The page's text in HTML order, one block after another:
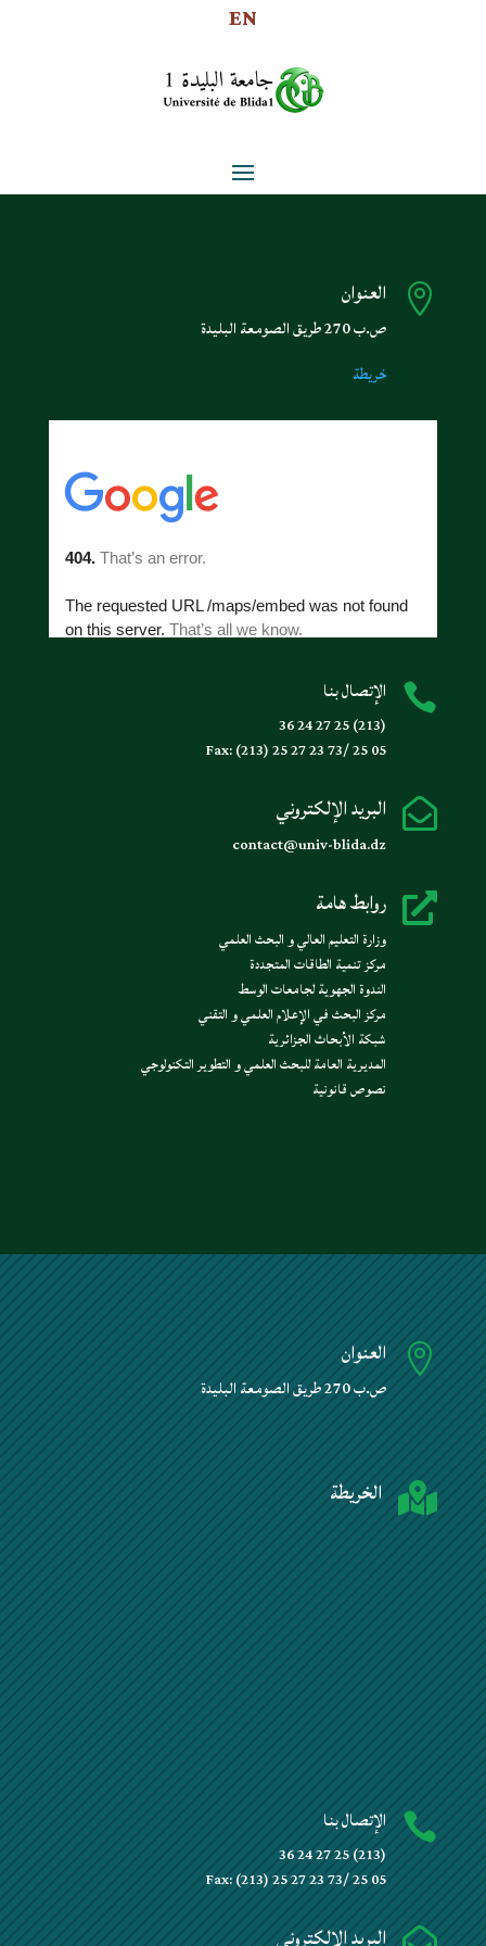
EN
 العنوان
ص.ب 270 طريق الصومعة البليدة
خريطة
 الإتصال بنا
(213) 25 27 24 36
Fax: (213) 25 27 23 73/ 25 05
 البريد الإلكتروني
contact@univ-blida.dz
 روابط هامة
وزارة التعليم العالي و البحث العلمي
مركز تنمية الطاقات المتجددة
الندوة الجهوية لجامعات الوسط
مركز البحث في الإعلام العلمي و التقني
شبكة الأبحاث الجزائرية
المديرية العامة للبحث العلمي و التطوير التكنولوجي
نصوص قانونية
 العنوان
ص.ب 270 طريق الصومعة البليدة
 الخريطة
 الإتصال بنا
(213) 25 27 24 36
Fax: (213) 25 27 23 73/ 25 05
البريد الإلكتروني